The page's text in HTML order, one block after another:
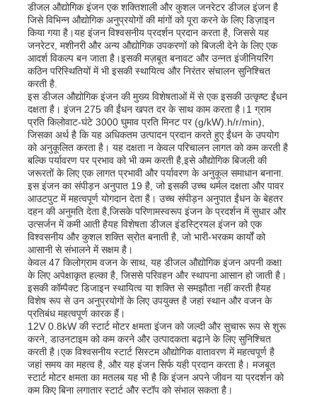
होम
उत्पाद
डीजल औद्योगिक इंजन एक शक्तिशाली और कुशल जनरेटर डीजल इंजन है
जिसे विभिन्न औद्योगिक अनुप्रयोगों की मांगों को पूरा करने के लिए डिज़ाइन
किया गया है।यह इंजन विश्वसनीय प्रदर्शन प्रदान करता है, जिससे यह
जनरेटर, मशीनरी और अन्य औद्योगिक उपकरणों को बिजली देने के लिए एक
आदर्श विकल्प बन जाता है।इसकी मज़बूत बनावट और उन्नत इंजीनियरिंग
कठिन परिस्थितियों में भी इसकी स्थायित्व और निरंतर संचालन सुनिश्चित
करती है.
इस डीजल औद्योगिक इंजन की मुख्य विशेषताओं में से एक इसकी उत्कृष्ट ईंधन
दक्षता है। इंजन 275 की ईंधन खपत दर के साथ काम करता है।1 ग्राम
प्रति किलोवाट-घंटे 3000 घुमाव प्रति मिनट पर (g/kW).h/r/min),
जिसका अर्थ है कि यह अधिकतम उत्पादन प्रदान करते हुए ईंधन के उपयोग
को अनुकूलित करता है। यह दक्षता न केवल परिचालन लागत को कम करती है
बल्कि पर्यावरण पर प्रभाव को भी कम करती है,इसे औद्योगिक बिजली की
जरूरतों के लिए एक लागत प्रभावी और पर्यावरण के अनुकूल समाधान बनाना.
इस इंजन का संपीड़न अनुपात 19 है, जो इसकी उच्च थर्मल दक्षता और पावर
आउटपुट में महत्वपूर्ण योगदान देता है। उच्च संपीड़न अनुपात ईंधन के बेहतर
दहन की अनुमति देता है,जिसके परिणामस्वरूप इंजन के प्रदर्शन में सुधार और
उत्सर्जन में कमी आती हैयह विशेषता डीजल इंडस्ट्रियल इंजन को एक
विश्वसनीय और कुशल शक्ति स्रोत बनाती है, जो भारी-भरकम कार्यों को
आसानी से संभालने में सक्षम है।
केवल 47 किलोग्राम वजन के साथ, यह डीजल औद्योगिक इंजन अपनी कक्षा
के लिए अपेक्षाकृत हल्का है, जिससे परिवहन और स्थापना आसान हो जाती है।
इसकी कॉम्पैक्ट डिजाइन स्थायित्व या शक्ति से समझौता नहीं करती हैयह
विशेष रूप से उन अनुप्रयोगों के लिए उपयुक्त है जहां स्थान और वजन के
प्रतिबंध महत्वपूर्ण कारक हैं।
12V 0.8kW की स्टार्ट मोटर क्षमता इंजन को जल्दी और सुचारू रूप से शुरू
करने, डाउनटाइम को कम करने और उत्पादकता बढ़ाने के लिए सुनिश्चित
करती है।एक विश्वसनीय स्टार्ट सिस्टम औद्योगिक वातावरण में महत्वपूर्ण है
जहां समय का महत्व है, और यह इंजन सिर्फ यही प्रदान करता है। मजबूत
स्टार्ट मोटर क्षमता का मतलब यह भी है कि इंजन अपने जीवन या प्रदर्शन को
कम किए बिना लगातार स्टार्ट और स्टॉप को संभाल सकता है।